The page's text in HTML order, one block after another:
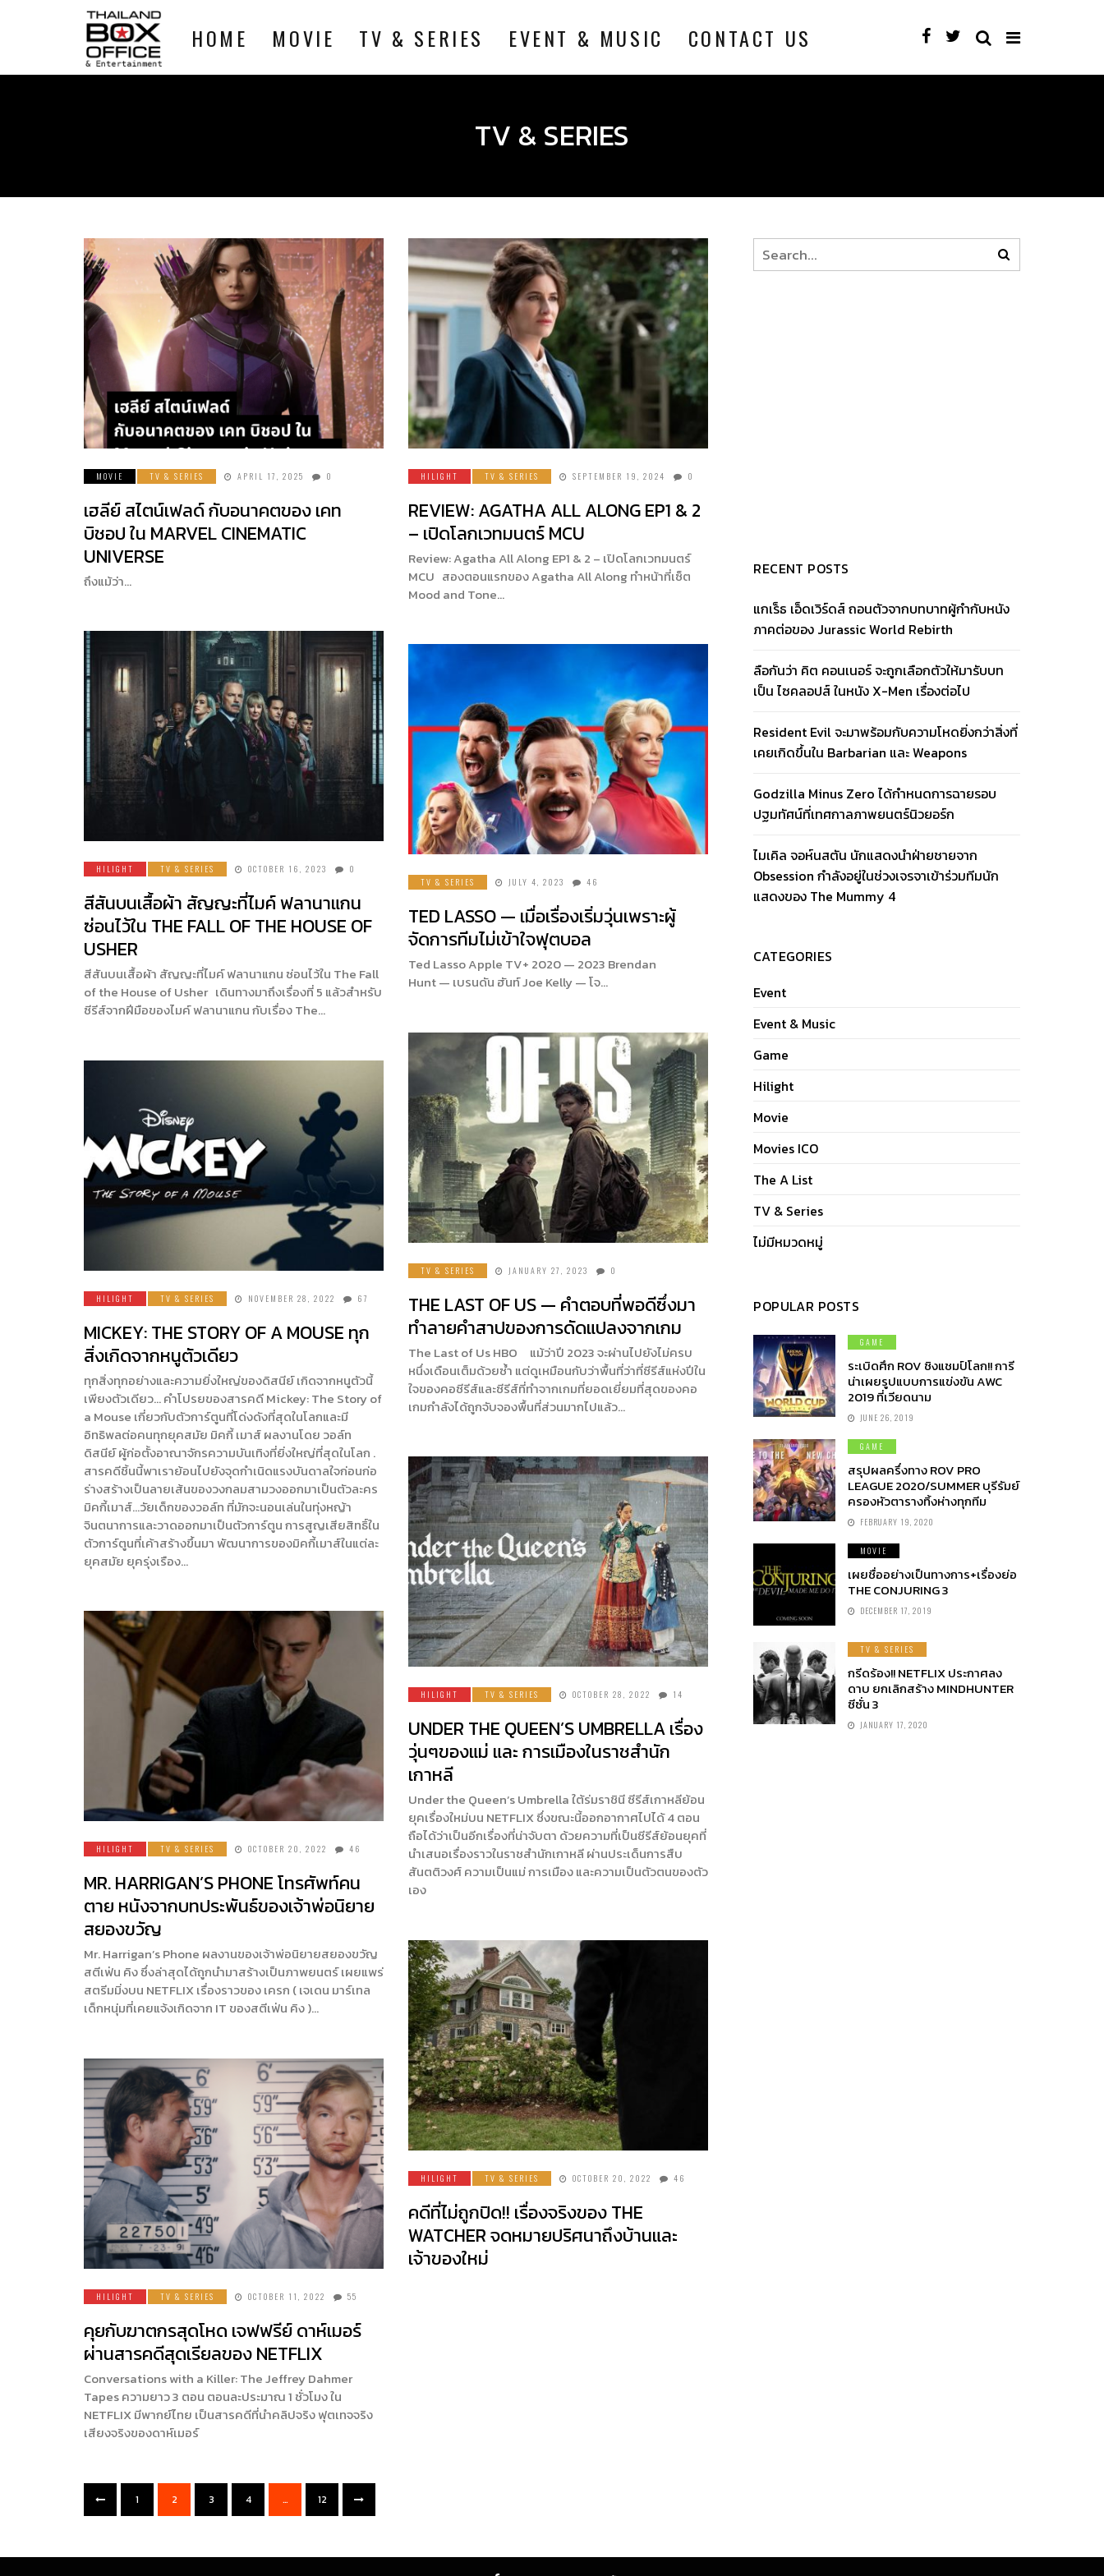
HOME MOVIE TV & SERIES EVENT & MUSIC CONTACT US
TV & SERIES
MOVIE TV & SERIES APRIL 17, 2025 0
เฮลีย์ สไตน์เฟลด์ กับอนาคตของ เคท
บิชอป ใน MARVEL CINEMATIC
UNIVERSE
ถึงแม้ว่า…
HILIGHT TV & SERIES SEPTEMBER 19, 2024 0
REVIEW: AGATHA ALL ALONG EP1 & 2
– เปิดโลกเวทมนตร์ MCU
Review: Agatha All Along EP1 & 2 – เปิดโลกเวทมนตร์
MCU สองตอนแรกของ Agatha All Along ทำหน้าที่เซ็ต
Mood and Tone…
HILIGHT TV & SERIES OCTOBER 16, 2023 0
สีสันบนเสื้อผ้า สัญญะที่ไมค์ ฟลานาแกน
ซ่อนไว้ใน THE FALL OF THE HOUSE OF
USHER
สีสันบนเสื้อผ้า สัญญะที่ไมค์ ฟลานาแกน ซ่อนไว้ใน The Fall
of the House of Usher เดินทางมาถึงเรื่องที่ 5 แล้วสำหรับ
ซีรีส์จากฝีมือของไมค์ ฟลานาแกน กับเรื่อง The…
TV & SERIES JULY 4, 2023 46
TED LASSO — เมื่อเรื่องเริ่มวุ่นเพราะผู้
จัดการทีมไม่เข้าใจฟุตบอล
Ted Lasso Apple TV+ 2020 — 2023 Brendan
Hunt — เบรนดัน ฮันท์ Joe Kelly — โจ…
TV & SERIES JANUARY 27, 2023 0
THE LAST OF US — คำตอบที่พอดีซึ่งมา
ทำลายคำสาปของการดัดแปลงจากเกม
The Last of Us HBO แม้ว่าปี 2023 จะผ่านไปยังไม่ครบ
หนึ่งเดือนเต็มด้วยซํ้า แต่ดูเหมือนกับว่าพื้นที่ว่าที่ซีรีส์แห่งปีใน
ใจของคอซีรีส์และซีรีส์ที่ทำจากเกมที่ยอดเยี่ยมที่สุดของคอ
เกมกำลังได้ถูกจับจองพื้นที่ส่วนมากไปแล้ว…
HILIGHT TV & SERIES NOVEMBER 28, 2022 67
MICKEY: THE STORY OF A MOUSE ทุก
สิ่งเกิดจากหนูตัวเดียว
ทุกสิ่งทุกอย่างและความยิ่งใหญ่ของดิสนีย์ เกิดจากหนูตัวนี้
เพียงตัวเดียว… คำโปรยของสารคดี Mickey: The Story of
a Mouse เกี่ยวกับตัวการ์ตูนที่โด่งดังที่สุดในโลกและมี
อิทธิพลต่อคนทุกยุคสมัย มิคกี้ เมาส์ ผลงานโดย วอล์ท
ดิสนีย์ ผู้ก่อตั้งอาณาจักรความบันเทิงที่ยิ่งใหญ่ที่สุดในโลก .
สารคดีชิ้นนี้พาเราย้อนไปยังจุดกำเนิดแรงบันดาลใจก่อนก่อ
ร่างสร้างเป็นลายเส้นของวงกลมสามวงออกมาเป็นตัวละคร
มิคกี้เมาส์…วัยเด็กของวอล์ท ที่มักจะนอนเล่นในทุ่งหญ้า
จินตนาการและวาดออกมาเป็นตัวการ์ตูน การสูญเสียสิทธิ์ใน
ตัวการ์ตูนที่เค้าสร้างขึ้นมา พัฒนาการของมิคกี้เมาส์ในแต่ละ
ยุคสมัย ยุครุ่งเรือง…
HILIGHT TV & SERIES OCTOBER 28, 2022 14
UNDER THE QUEEN’S UMBRELLA เรื่อง
วุ่นๆของแม่ และ การเมืองในราชสำนัก
เกาหลี
Under the Queen’s Umbrella ใต้ร่มราชินี ซีรีส์เกาหลีย้อน
ยุคเรื่องใหม่บน NETFLIX ซึ่งขณะนี้ออกอากาศไปได้ 4 ตอน
ถือได้ว่าเป็นอีกเรื่องที่น่าจับตา ด้วยความที่เป็นซีรีส์ย้อนยุคที่
นำเสนอเรื่องราวในราชสำนักเกาหลี ผ่านประเด็นการสืบ
สันตติวงศ์ ความเป็นแม่ การเมือง และความเป็นตัวตนของตัว
เอง
HILIGHT TV & SERIES OCTOBER 20, 2022 46
MR. HARRIGAN’S PHONE โทรศัพท์คน
ตาย หนังจากบทประพันธ์ของเจ้าพ่อนิยาย
สยองขวัญ
Mr. Harrigan’s Phone ผลงานของเจ้าพ่อนิยายสยองขวัญ
สตีเฟ่น คิง ซึ่งล่าสุดได้ถูกนำมาสร้างเป็นภาพยนตร์ เผยแพร่
สตรีมมิ่งบน NETFLIX เรื่องราวของ เครก ( เจเดน มาร์เทล
เด็กหนุ่มที่เคยแจ้งเกิดจาก IT ของสตีเฟ่น คิง )…
HILIGHT TV & SERIES OCTOBER 20, 2022 46
คดีที่ไม่ถูกปิด!! เรื่องจริงของ THE
WATCHER จดหมายปริศนาถึงบ้านและ
เจ้าของใหม่
HILIGHT TV & SERIES OCTOBER 11, 2022 55
คุยกับฆาตกรสุดโหด เจฟฟรีย์ ดาห์เมอร์
ผ่านสารคดีสุดเรียลของ NETFLIX
Conversations with a Killer: The Jeffrey Dahmer
Tapes ความยาว 3 ตอน ตอนละประมาณ 1 ชั่วโมง ใน
NETFLIX มีพากย์ไทย เป็นสารคดีที่นำคลิปจริง ฟุตเทจจริง
เสียงจริงของดาห์เมอร์
1 2 3 4 … 12
RECENT POSTS
แกเร็ธ เอ็ดเวิร์ดส์ ถอนตัวจากบทบาทผู้กำกับหนัง
ภาคต่อของ Jurassic World Rebirth
ลือกันว่า คิต คอนเนอร์ จะถูกเลือกตัวให้มารับบท
เป็น ไซคลอปส์ ในหนัง X-Men เรื่องต่อไป
Resident Evil จะมาพร้อมกับความโหดยิ่งกว่าสิ่งที่
เคยเกิดขึ้นใน Barbarian และ Weapons
Godzilla Minus Zero ได้กำหนดการฉายรอบ
ปฐมทัศน์ที่เทศกาลภาพยนตร์นิวยอร์ก
ไมเคิล จอห์นสตัน นักแสดงนำฝ่ายชายจาก
Obsession กำลังอยู่ในช่วงเจรจาเข้าร่วมทีมนัก
แสดงของ The Mummy 4
CATEGORIES
Event
Event & Music
Game
Hilight
Movie
Movies ICO
The A List
TV & Series
ไม่มีหมวดหมู่
POPULAR POSTS
GAME
ระเบิดศึก ROV ชิงแชมป์โลก!! การี
น่าเผยรูปแบบการแข่งขัน AWC
2019 ที่เวียดนาม
JUNE 26, 2019
GAME
สรุปผลครึ่งทาง ROV PRO
LEAGUE 2020/SUMMER บุรีรัมย์
ครองหัวตารางทิ้งห่างทุกทีม
FEBRUARY 19, 2020
MOVIE
เผยชื่ออย่างเป็นทางการ+เรื่องย่อ
THE CONJURING 3
DECEMBER 17, 2019
TV & SERIES
กรีดร้อง!! NETFLIX ประกาศลง
ดาบ ยกเลิกสร้าง MINDHUNTER
ซีซั่น 3
JANUARY 17, 2020